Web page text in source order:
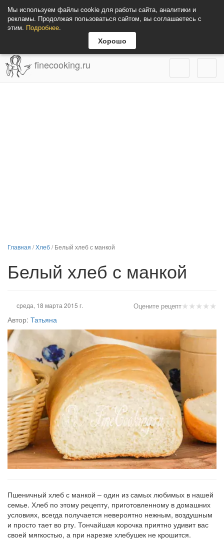
Мы используем файлы cookie для работы сайта, аналитики и
рекламы. Продолжая пользоваться сайтом, вы соглашаетесь с
этим. Подробнее.
Хорошо
finecooking.ru
Главная /Хлеб/Белый хлеб с манкой
Белый хлеб с манкой
★★★★★
Оцените рецепт
среда, 18 марта 2015 г.
Автор: Татьяна
Пшеничный хлеб с манкой – один из самых любимых в нашей
семье. Хлеб по этому рецепту, приготовленному в домашних
условиях, всегда получается невероятно нежным, воздушным
и просто тает во рту. Тончайшая корочка приятно удивит вас
своей мягкостью, а при нарезке хлебушек не крошится.